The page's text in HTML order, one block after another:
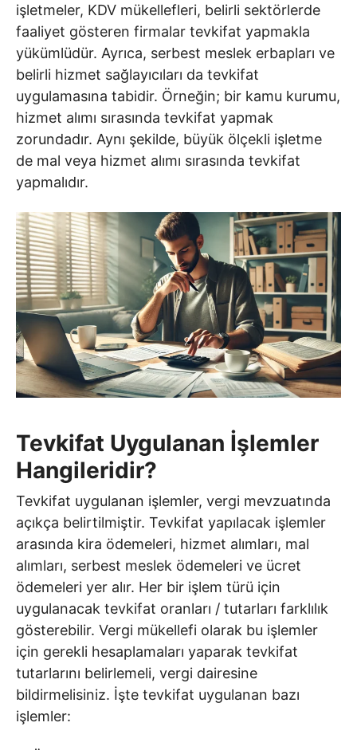
işletmeler, KDV mükellefleri, belirli sektörlerde
faaliyet gösteren firmalar tevkifat yapmakla
yükümlüdür. Ayrıca, serbest meslek erbapları ve
belirli hizmet sağlayıcıları da tevkifat
uygulamasına tabidir. Örneğin; bir kamu kurumu,
hizmet alımı sırasında tevkifat yapmak
zorundadır. Aynı şekilde, büyük ölçekli işletme
de mal veya hizmet alımı sırasında tevkifat
yapmalıdır.
Tevkifat Uygulanan İşlemler
Hangileridir?
Tevkifat uygulanan işlemler, vergi mevzuatında
açıkça belirtilmiştir. Tevkifat yapılacak işlemler
arasında kira ödemeleri, hizmet alımları, mal
alımları, serbest meslek ödemeleri ve ücret
ödemeleri yer alır. Her bir işlem türü için
uygulanacak tevkifat oranları / tutarları farklılık
gösterebilir. Vergi mükellefi olarak bu işlemler
için gerekli hesaplamaları yaparak tevkifat
tutarlarını belirlemeli, vergi dairesine
bildirmelisiniz. İşte tevkifat uygulanan bazı
işlemler: